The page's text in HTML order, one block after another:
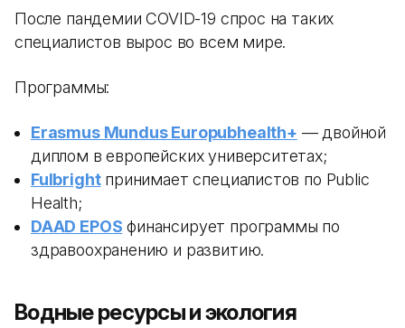
После пандемии COVID-19 спрос на таких
специалистов вырос во всем мире.
Программы:
Erasmus Mundus Europubhealth+ — двойной
диплом в европейских университетах;
Fulbrightпринимает специалистов по Public
Health;
DAAD EPOS финансирует программы по
здравоохранению и развитию.
Водные ресурсы и экология